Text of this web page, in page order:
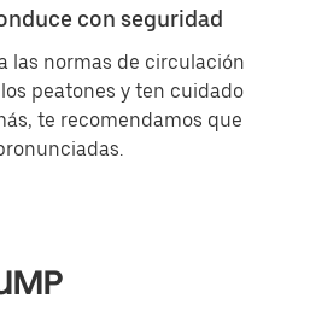
con seguridad
las normas de circulación
peatones y ten cuidado
te recomendamos que